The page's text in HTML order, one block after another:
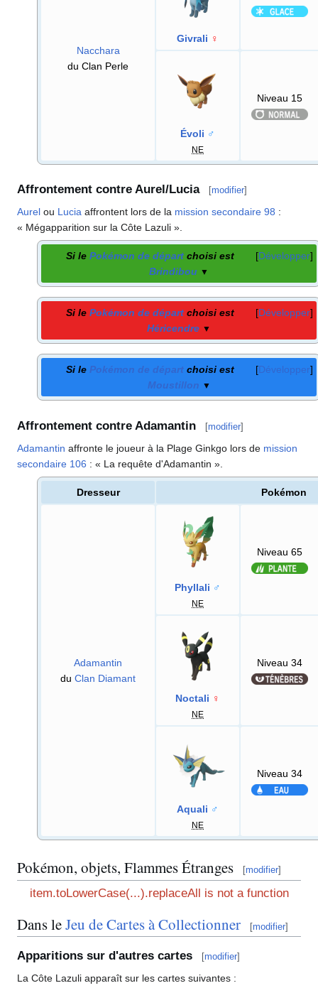
Nacchara
du Clan Perle
Givrali ♀
Évoli ♂
NE
Niveau 15
Affrontement contre Aurel/Lucia [modifier]
Aurel ou Lucia affrontent lors de la mission secondaire 98 :
« Mégapparition sur la Côte Lazuli ».
Développer
Si le Pokémon de départ choisi est
Brindibou ▼
Développer
Si le Pokémon de départ choisi est
Héricendre ▼
Développer
Si le Pokémon de départ choisi est
Moustillon ▼
Affrontement contre Adamantin [modifier]
Adamantin affronte le joueur à la Plage Ginkgo lors de mission
secondaire 106 : « La requête d'Adamantin »
Dresseur Pokémon
Adamantin
du Clan Diamant
Phyllali ♂
NE
Niveau 65
Noctali ♀
NE
Niveau 34
Aquali ♂
NE
Niveau 34
Pokémon, objets, Flammes Étranges [modifier]
item.toLowerCase(...).replaceAll is not a function
Dans leJeu de Cartes à Collectionner [modifier]
Apparitions sur d'autres cartes [modifier]
La Côte Lazuli apparaît sur les cartes suivantes :